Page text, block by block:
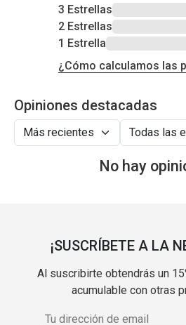
3 Estrellas
2 Estrellas
1 Estrella
¿Cómo calculamos las
Opiniones destacadas
No hay
¡SUSCRÍBETE A LA
Al suscribirte obtendrás un
acumulable con otras